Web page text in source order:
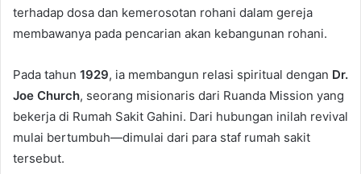
terhadap dosa dan kemerosotan rohani dalam gereja
membawanya pada pencarian akan kebangunan rohani.
Pada tahun 1929, ia membangun relasi spiritual dengan Dr.
Joe Church, seorang misionaris dari Ruanda Mission yang
bekerja di Rumah Sakit Gahini. Dari hubungan inilah revival
mulai bertumbuh—dimulai dari para staf rumah sakit
tersebut.